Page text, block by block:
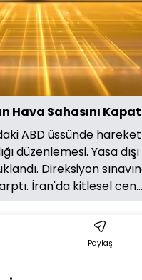
Oynat
Hava Sahasını
ABD üssünde
düzenlemesi. Yasa
Direksiyon
İran'da kitlesel cen...
Paylaş